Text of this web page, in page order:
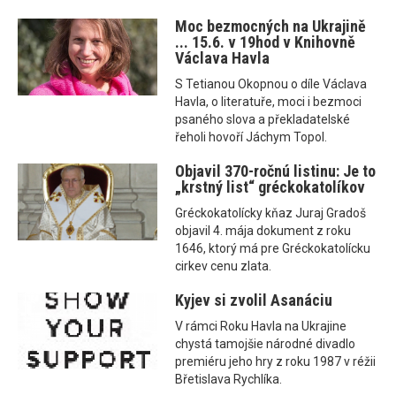
Moc bezmocných na Ukrajině
... 15.6. v 19hod v Knihovně
Václava Havla
S Tetianou Okopnou o díle Václava
Havla, o literatuře, moci i bezmoci
psaného slova a překladatelské
řeholi hovoří Jáchym Topol.
Objavil 370-ročnú listinu: Je to
„krstný list“ gréckokatolíkov
Gréckokatolícky kňaz Juraj Gradoš
objavil 4. mája dokument z roku
1646, ktorý má pre Gréckokatolícku
cirkev cenu zlata.
Kyjev si zvolil Asanáciu
V rámci Roku Havla na Ukrajine
chystá tamojšie národné divadlo
premiéru jeho hry z roku 1987 v réžii
Břetislava Rychlíka.